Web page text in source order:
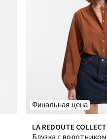
Финальная цена
LA REDOUTE
Блузка с
4,5
/ 5